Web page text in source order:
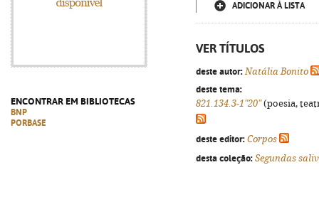
ENCONTRAR EM BIBLIOTECAS
BNP
PORBASE
ADICIONAR À LISTA
VER TÍTULOS
deste autor: Natália Bonito
deste tema:
821.134.3-1"20"(poesia,
deste editor: Corpos
desta coleção: Segundas